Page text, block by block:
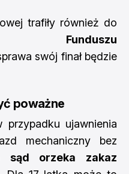
trafiły również do
Funduszu
swój finał będzie
poważne
ujawnienia
mechaniczny bez
sąd orzeka zakaz